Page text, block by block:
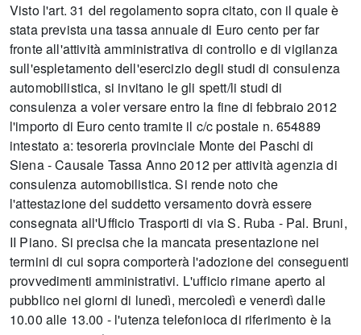
Visto l'art. 31 del regolamento sopra citato, con il quale è
stata prevista una tassa annuale di Euro cento per far
fronte all'attività amministrativa di controllo e di vigilanza
sull'espletamento dell'esercizio degli studi di consulenza
automobilistica, si invitano le gli spett/li studi di
consulenza a voler versare entro la fine di febbraio 2012
l'importo di Euro cento tramite il c/c postale n. 654889
intestato a: tesoreria provinciale Monte dei Paschi di
Siena - Causale Tassa Anno 2012 per attività agenzia di
consulenza automobilistica. Si rende noto che
l'attestazione del suddetto versamento dovrà essere
consegnata all'Ufficio Trasporti di via S. Ruba - Pal. Bruni,
II Piano. Si precisa che la mancata presentazione nei
termini di cui sopra comporterà l'adozione dei conseguenti
provvedimenti amministrativi. L'ufficio rimane aperto al
pubblico nei giorni di lunedì, mercoledì e venerdì dalle
10.00 alle 13.00 - l'utenza telefonioca di riferimento è la